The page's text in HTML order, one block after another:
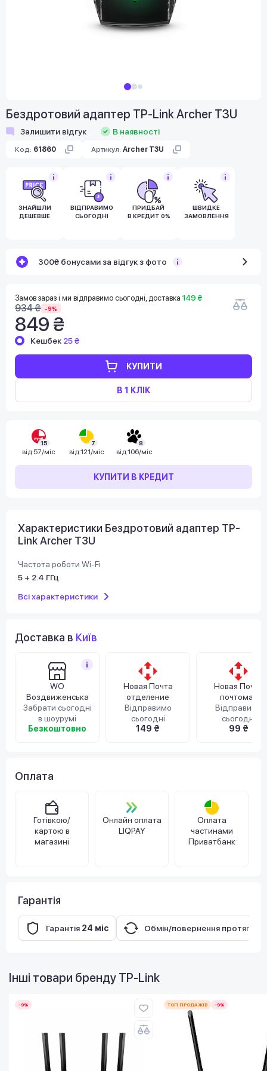
Бездротовий адаптер TP-Link Archer T3U
Залишити відгук В наявності
Код: 61860 Артикул: Archer T3U
ЗНАЙШЛИ
ДЕШЕВШЕ
ВІДПРАВИМО
СЬОГОДНІ
ПРИДБАЙ
В КРЕДИТ 0%
ШВИДКЕ
ЗАМОВЛЕННЯ
300₴ бонусами за відгук з фото
Замов зараз і ми відправимо сьогодні, доставка 149 ₴
934 ₴ -9%
849 ₴
КУПИТИ
В 1 КЛІК
Кешбек 25 ₴
15
від 57/міс
7
від121/міс
8
від106/міс
КУПИТИ В КРЕДИТ
Характеристики Бездротовий адаптер TP-
Link Archer T3U
Частота роботи Wi-Fi
5 + 2.4 ГГц
Всі характеристики
Доставка в Київ
WO
Воздвиженська
Забрати сьогодні
в шоурумі
Безкоштовно
Новая Почта
отделение
Відправимо
сьогодні
149 ₴
Новая Почта
почтомат
Відправимо
сьогодні
99 ₴
Оплата
Готівкою/
картою в
магазині
Онлайн оплата
LIQPAY
Оплата
частинами
Приватбанк
Гарантія
Гарантія 24 міс Обмін/повернення протягом
Інші товари бренду TP-Link
-9% ТОП ПРОДАЖІВ -9%